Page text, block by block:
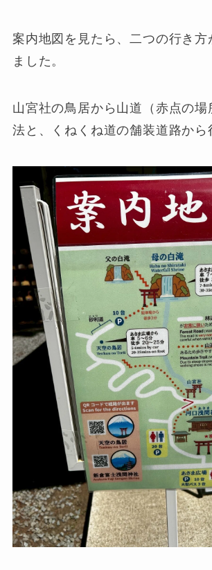
案内地図を見たら、二つの行き方
ました。
山宮社の鳥居から山道（赤点の場
法と、くねくね道の舗装道路から